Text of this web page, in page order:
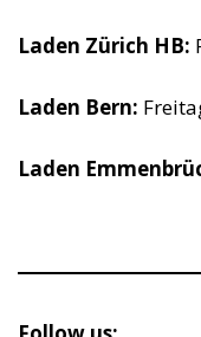
Laden Zürich HB:
Laden Bern:
Laden